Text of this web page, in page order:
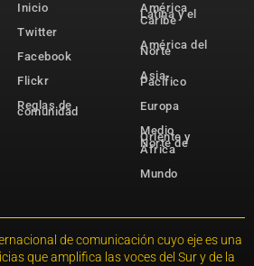
Inicio
Twitter
Facebook
Flickr
Reglas de
comunidad
América
Latina y el
Caribe
América del
Norte
Asia-
Pacífico
Europa
Medio
Oriente y
Norte de
África
Mundo
de comunicación cuyo eje es una
que amplifica las voces del Sur y de la